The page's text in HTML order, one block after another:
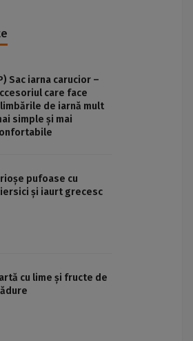
Sac iarna carucior –
care face
de iarnă mult
simple și mai
pufoase cu
și iaurt grecesc
cu lime și fructe de